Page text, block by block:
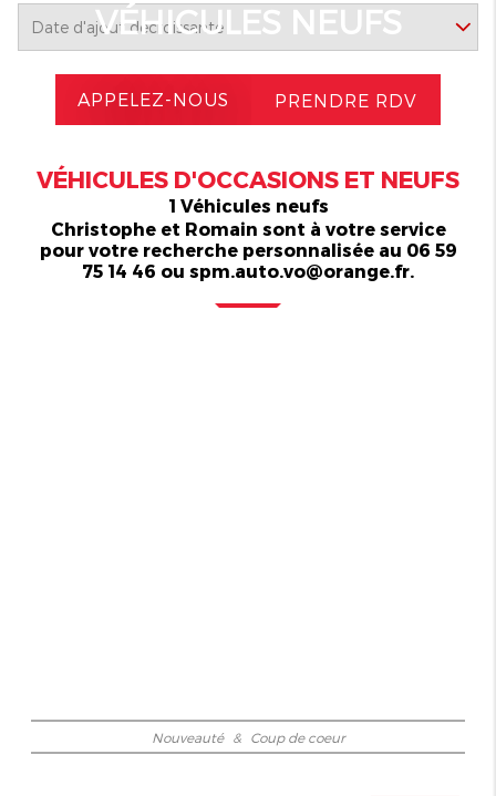
VÉHICULES NEUFS
APPELEZ-NOUS PRENDRE RDV
VÉHICULES D'OCCASIONS ET NEUFS
1 Véhicules neufs
Christophe et Romain sont à votre service
pour votre recherche personnalisée au 06 59
75 14 46 ou spm.auto.vo@orange.fr.
Nouveauté & Coup de coeur